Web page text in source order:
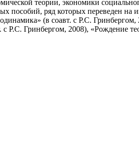
теории, экономики
пособий, ряд которых
(в соавт. с Р.С.
Р.С. Гринбергом, 2008), «Рождение